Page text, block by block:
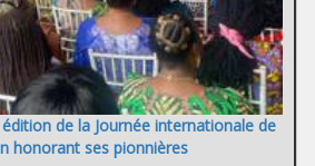
édition de la Journée internationale de
honorant ses pionnières